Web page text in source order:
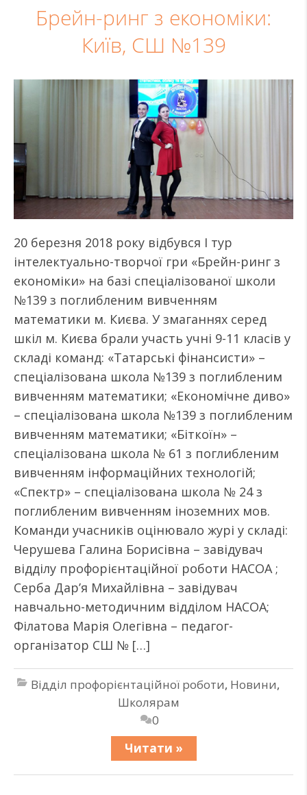
Брейн-ринг з економіки:
Київ, СШ №139
20 березня 2018 року відбувся I тур
інтелектуально-творчої гри «Брейн-ринг з
економіки» на базі спеціалізованої школи
№139 з поглибленим вивченням
математики м. Києва. У змаганнях серед
шкіл м. Києва брали участь учні 9-11 класів у
складі команд: «Татарські фінансисти» –
спеціалізована школа №139 з поглибленим
вивченням математики; «Економічне диво»
– спеціалізована школа №139 з поглибленим
вивченням математики; «Біткоїн» –
спеціалізована школа № 61 з поглибленим
вивченням інформаційних технологій;
«Спектр» – спеціалізована школа № 24 з
поглибленим вивченням іноземних мов.
Команди учасників оцінювало журі у складі:
Черушева Галина Борисівна – завідувач
відділу профорієнтаційної роботи НАСОА ;
Серба Дар’я Михайлівна – завідувач
навчально-методичним відділом НАСОА;
Філатова Марія Олегівна – педагог-
організатор СШ № […]
Відділ профорієнтаційної роботи, Новини,
Школярам
0
Читати »